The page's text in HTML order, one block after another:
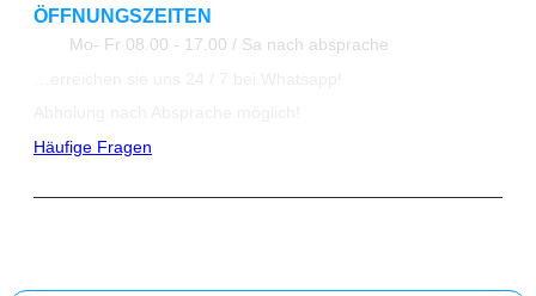
ÖFFNUNGSZEITEN
Mo- Fr 08.00 - 17.00 / Sa nach absprache
Häufige Fragen